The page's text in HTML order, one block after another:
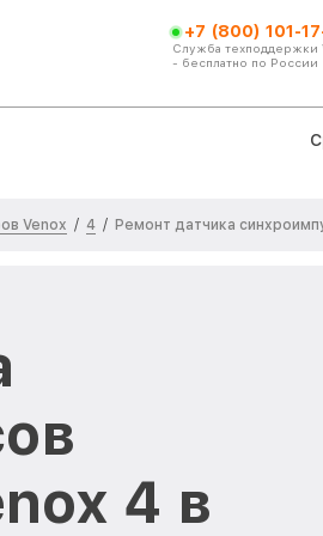
+7 (800) 101-
Служба техподдержки
- бесплатно по России
Venox / 4 / Ремонт датчика
4 в